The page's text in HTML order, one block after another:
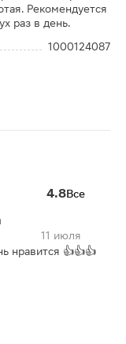
Рекомендуется
раз в день.
1000124087
4.8Все
11 июля
нравится 👍👍👍